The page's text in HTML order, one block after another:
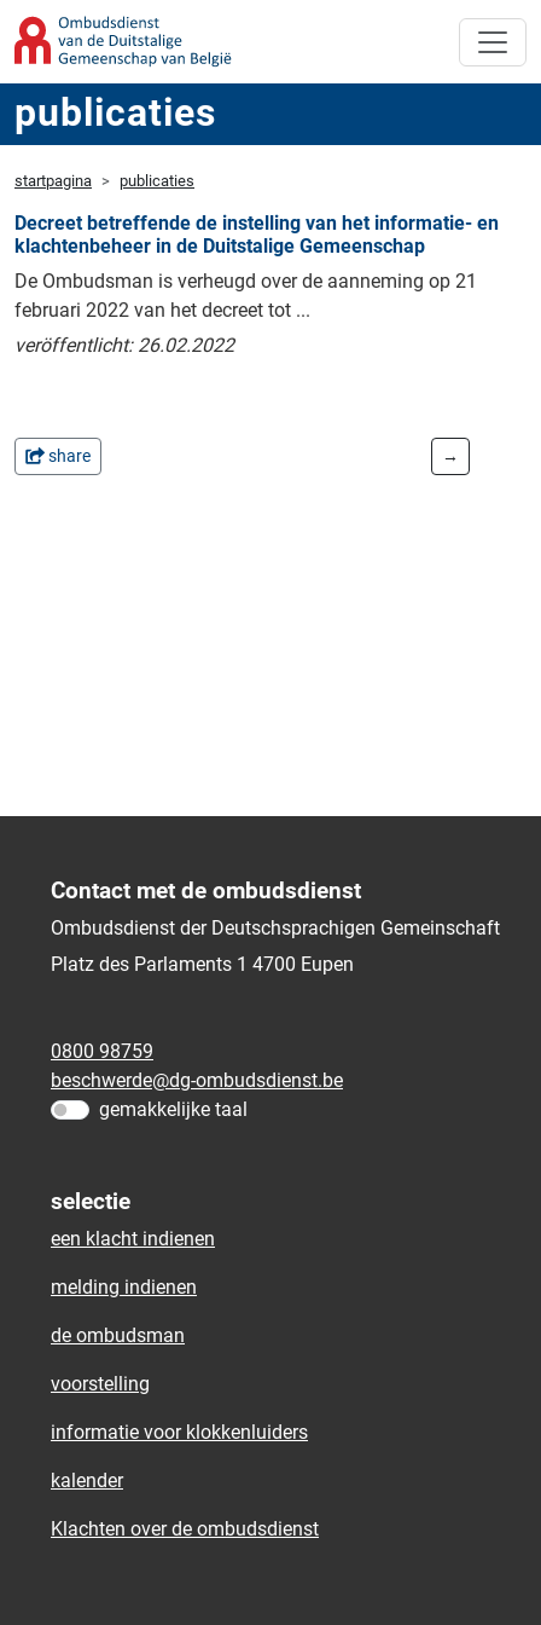
publicaties
startpagina publicaties
Decreet betreffende de instelling van het informatie- en
klachtenbeheer in de Duitstalige Gemeenschap
De Ombudsman is verheugd over de aanneming op 21
februari 2022 van het decreet tot ...
veröffentlicht: 26.02.2022
share →
Contact met de ombudsdienst
Ombudsdienst der Deutschsprachigen Gemeinschaft
Platz des Parlaments 1 4700 Eupen
0800 98759
beschwerde@dg-ombudsdienst.be
gemakkelijke taal
selectie
een klacht indienen
melding indienen
de ombudsman
voorstelling
informatie voor klokkenluiders
kalender
Klachten over de ombudsdienst